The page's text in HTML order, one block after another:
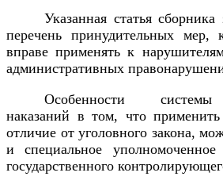
Указанная статья
перечень принудительных мер,
вправе применять к
административных
Особенности системы
наказаний в том, что применить
отличие от уголовного закона,
и специальное
государственного